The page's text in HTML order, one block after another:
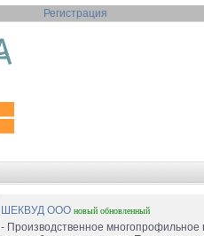
Регистрация
ШЕКВУД ООО новый обновленный
- Производственное